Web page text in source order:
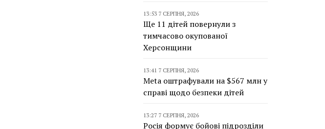
13:53 7 СЕРПНЯ, 2026
Ще 11 дітей повернули з
тимчасово окупованої
Херсонщини
13:41 7 СЕРПНЯ, 2026
Meta оштрафували на $567 млн у
справі щодо безпеки дітей
13:27 7 СЕРПНЯ, 2026
Росія формує бойові підрозділи